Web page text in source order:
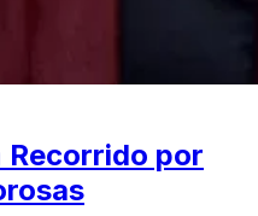
Recorrido por